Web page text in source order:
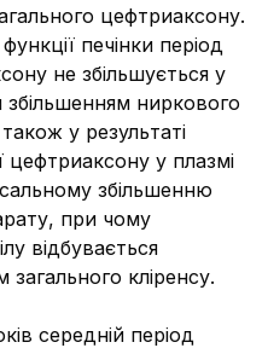
цефтриаксону.
печінки період
не збільшується у
ниркового
у результаті
цефтриаксону у плазмі
збільшенню
при чому
відбувається
кліренсу.
середній період